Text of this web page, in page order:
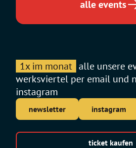
alle events
1x im monat alle unsere
werksviertel per email und
instagram
newsletter instagram
ticket kaufen